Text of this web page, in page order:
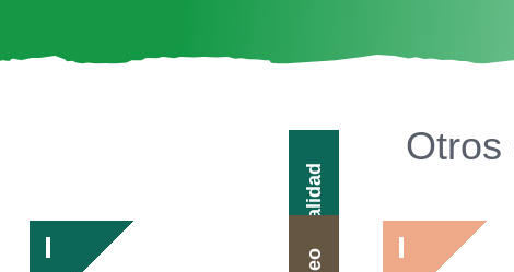
Otros
Actualidad